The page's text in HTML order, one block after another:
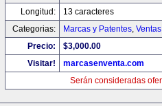
Longitud:
13 caracteres
Categorias:
Marcas y Patentes,
Precio:
$3,000.00
Visitar!
marcasenventa.com
Serán consideradas